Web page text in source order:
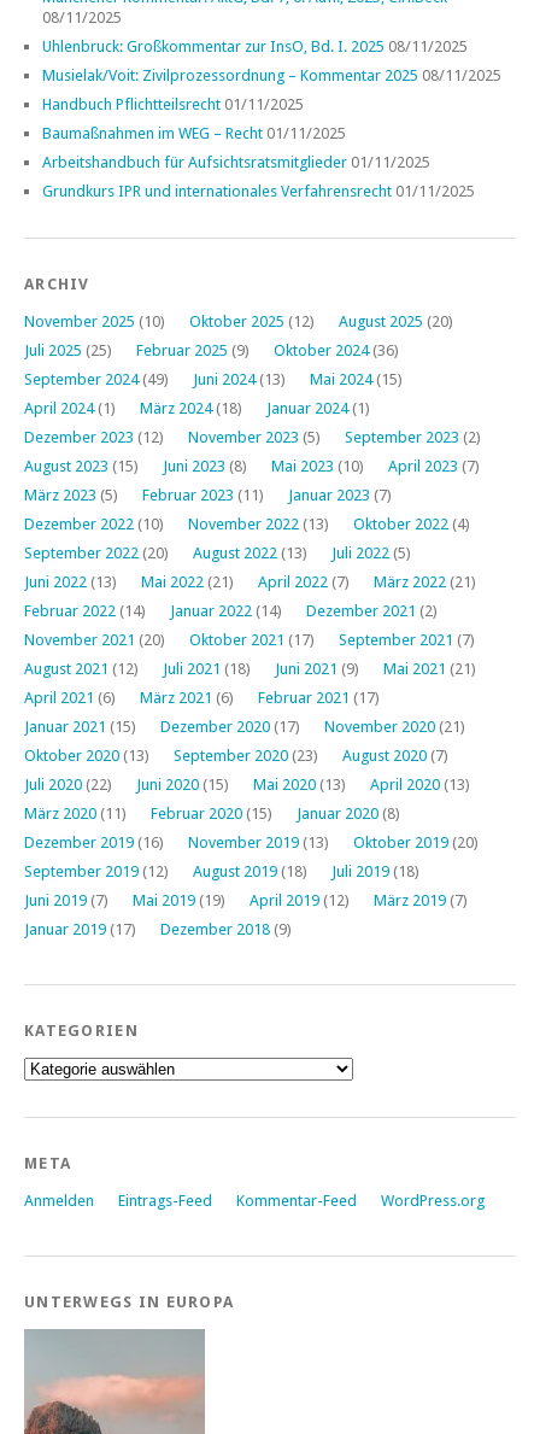
08/11/2025
Uhlenbruck: Großkommentar zur InsO, Bd. I. 2025 08/11/2025
Musielak/Voit: Zivilprozessordnung – Kommentar 2025 08/11/2025
Handbuch Pflichtteilsrecht 01/11/2025
Baumaßnahmen im WEG – Recht 01/11/2025
Arbeitshandbuch für Aufsichtsratsmitglieder 01/11/2025
Grundkurs IPR und internationales Verfahrensrecht 01/11/2025
ARCHIV
November 2025 (10) Oktober 2025 (12) August 2025 (20)
Juli 2025 (25) Februar 2025 (9) Oktober 2024(36)
September 2024(49) Juni 2024(13) Mai 2024(15)
April 2024(1) März 2024(18) Januar 2024(1)
Dezember 2023 (12) November 2023 (5) September 2023 (2)
August 2023 (15) Juni 2023 (8) Mai 2023 (10) April 2023 (7)
März 2023 (5) Februar 2023 (11) Januar 2023 (7)
Dezember 2022 (10) November 2022 (13) Oktober 2022 (4)
September 2022 (20) August 2022 (13) Juli 2022 (5)
Juni 2022 (13) Mai 2022 (21) April 2022 (7) März 2022 (21)
Februar 2022 (14) Januar 2022 (14) Dezember 2021 (2)
November 2021 (20) Oktober 2021 (17) September 2021 (7)
August 2021 (12) Juli 2021 (18) Juni 2021 (9) Mai 2021 (21)
April 2021 (6) März 2021 (6) Februar 2021 (17)
Januar 2021 (15) Dezember 2020 (17) November 2020 (21)
Oktober 2020 (13) September 2020 (23) August 2020 (7)
Juli 2020 (22) Juni 2020 (15) Mai 2020 (13) April 2020 (13)
März 2020 (11) Februar 2020 (15) Januar 2020 (8)
Dezember 2019 (16) November 2019 (13) Oktober 2019 (20)
September 2019 (12) August 2019 (18) Juli 2019 (18)
Juni 2019 (7) Mai 2019 (19) April 2019 (12) März 2019 (7)
Januar 2019 (17) Dezember 2018 (9)
KATEGORIEN
Kategorien
META
Anmelden Eintrags-Feed Kommentar-Feed WordPress.org
UNTERWEGS IN EUROPA